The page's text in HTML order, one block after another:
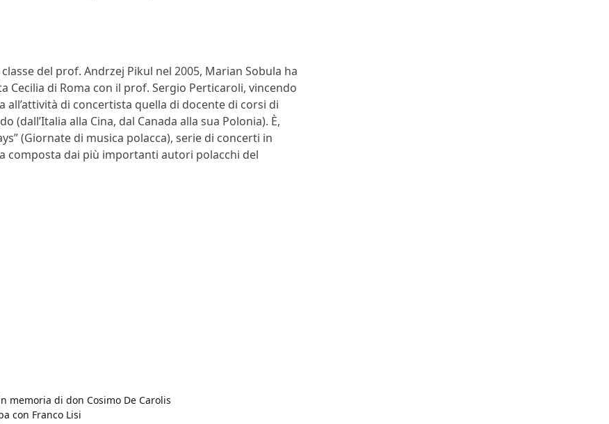
del prof. Andrzej Pikul nel 2005, Marian Sobula ha
Cecilia di Roma con il prof. Sergio Perticaroli, vincendo
di concertista quella di docente di corsi di
alla Cina, dal Canada alla sua Polonia). È,
(Giornate di musica polacca), serie di concerti in
composta dai più importanti autori polacchi del
memoria di don Cosimo De Carolis
con Franco Lisi